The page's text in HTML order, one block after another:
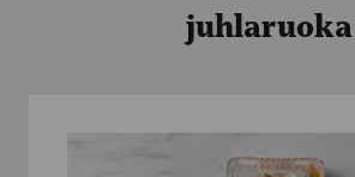
juhlaruoka
ajatuksella